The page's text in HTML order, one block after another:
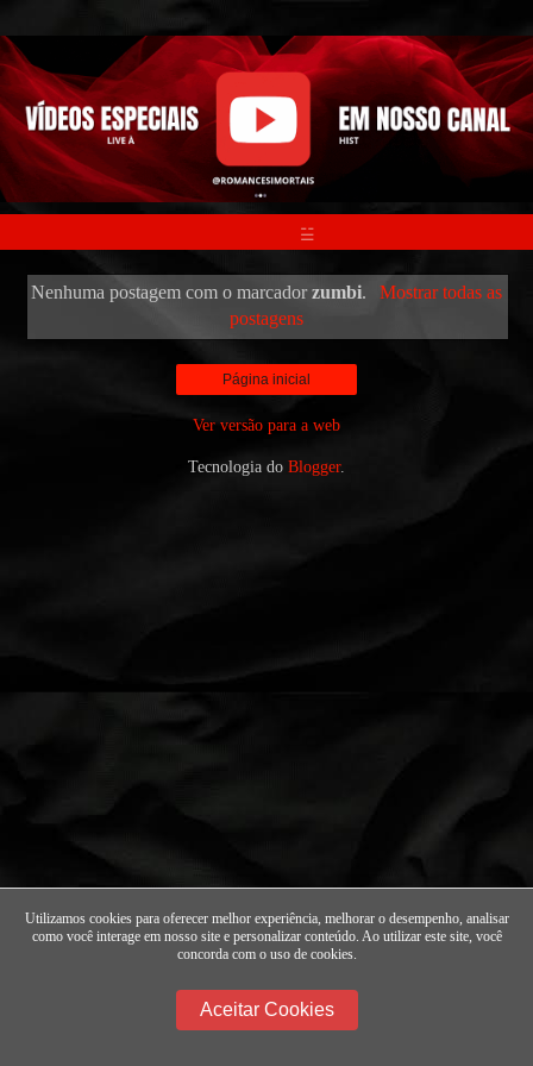
☱
Nenhuma postagem com o marcadorzumbi.
Mostrar todas as
postagens
Página inicial
Ver versão para a web
Tecnologia do Blogger.
Utilizamos cookies para oferecer melhor experiência, melhorar o desempenho, analisar
como você interage em nosso site e personalizar conteúdo. Ao utilizar este site, você
concorda com o uso de cookies.
Aceitar Cookies